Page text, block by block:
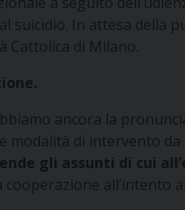
suicidio. In attesa
Cattolica di Milano.
ancora la
modalità di intervento
gli assunti di cui
cooperazione